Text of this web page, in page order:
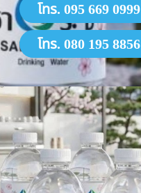
โทร. 095 669 0999
โทร. 080 195 8856